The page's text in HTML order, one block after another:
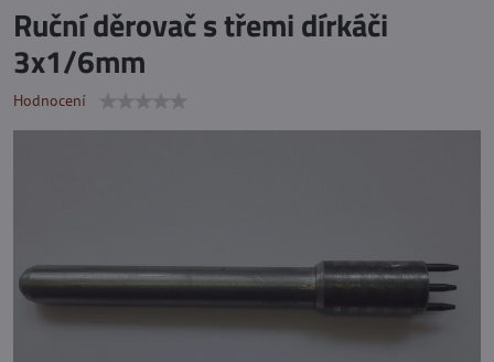
Ruční děrovač s třemi dírkáči
3x1/6mm
Hodnocení